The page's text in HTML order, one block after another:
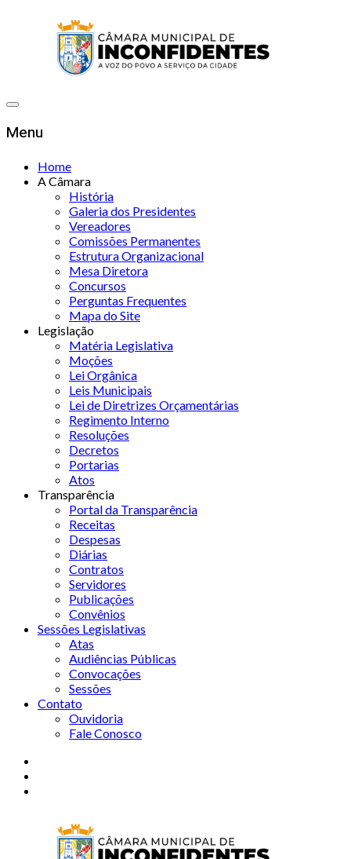
Menu
Home
A Câmara
História
Galeria dos Presidentes
Vereadores
Comissões Permanentes
Estrutura Organizacional
Mesa Diretora
Concursos
Perguntas Frequentes
Mapa do Site
Legislação
Matéria Legislativa
Moções
Lei Orgânica
Leis Municipais
Lei de Diretrizes Orçamentárias
Regimento Interno
Resoluções
Decretos
Portarias
Atos
Transparência
Portal da Transparência
Receitas
Despesas
Diárias
Contratos
Servidores
Publicações
Convênios
Sessões Legislativas
Atas
Audiências Públicas
Convocações
Sessões
Contato
Ouvidoria
Fale Conosco